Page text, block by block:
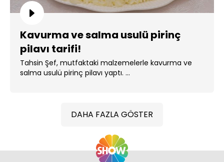
Kavurma ve salma usulü pirinç
pilavı tarifi!
Tahsin Şef, mutfaktaki malzemelerle kavurma ve
salma usulü pirinç pilavı yaptı. ...
DAHA FAZLA GÖSTER